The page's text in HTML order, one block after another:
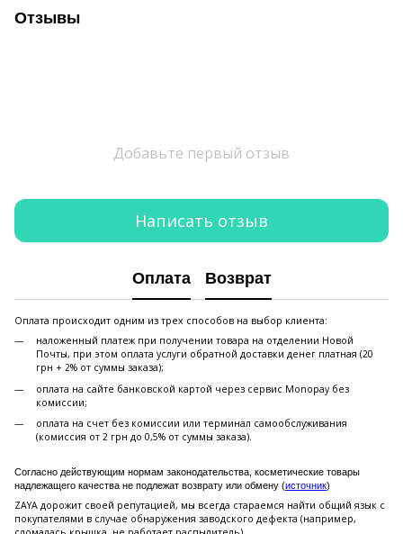
Отзывы
Добавьте первый отзыв
Написать отзыв
Оплата Возврат
Оплата происходит одним из трех способов на выбор клиента:
наложенный платеж при получении товара на отделении Новой
Почты, при этом оплата услуги обратной доставки денег платная (20
грн + 2% от суммы заказа);
оплата на сайте банковской картой через сервис Monopay без
комиссии;
оплата на счет без комиссии или терминал самообслуживания
(комиссия от 2 грн до 0,5% от суммы заказа).
Согласно действующим нормам законодательства, косметические товары
надлежащего качества не подлежат возврату или обмену (источник)
ZAYA дорожит своей репутацией, мы всегда стараемся найти общий язык с
покупателями в случае обнаружения заводского дефекта (например,